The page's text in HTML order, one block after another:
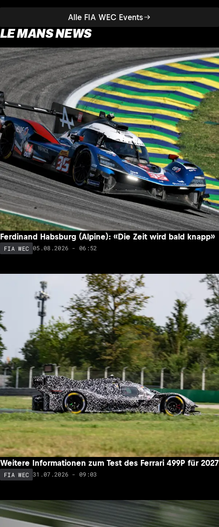
Alle FIA WEC Events
LE MANS NEWS
Ferdinand Habsburg (Alpine): «Die Zeit wird bald knapp»
FIA WEC 05.08.2026 - 06:52
Weitere Informationen zum Test des Ferrari 499P für 2027
FIA WEC 31.07.2026 - 09:03